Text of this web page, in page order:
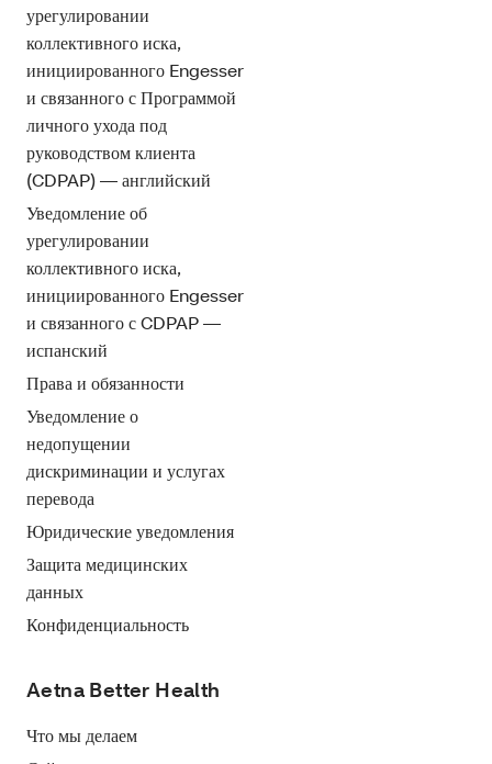
урегулировании
коллективного иска,
инициированного Engesser
и связанного с Программой
личного ухода под
руководством клиента
(CDPAP) — английский
Уведомление об
урегулировании
коллективного иска,
инициированного Engesser
и связанного с CDPAP —
испанский
Права и обязанности
Уведомление о
недопущении
дискриминации и услугах
перевода
Юридические уведомления
Защита медицинских
данных
Конфиденциальность
Aetna Better Health
Что мы делаем